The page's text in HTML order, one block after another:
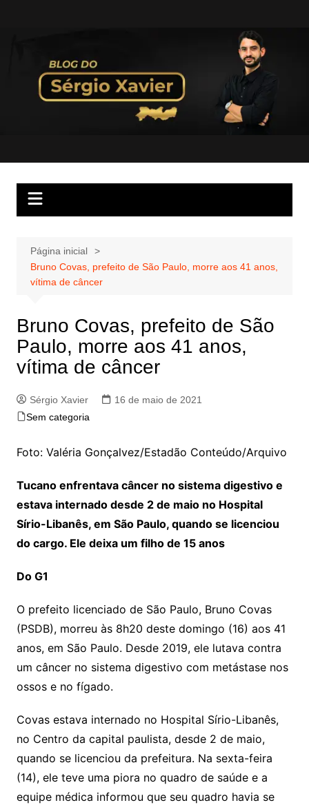
Página inicial
Bruno Covas, prefeito de São Paulo, morre aos 41 anos,
vítima de câncer
Bruno Covas, prefeito de São
Paulo, morre aos 41 anos,
vítima de câncer
Sérgio Xavier
16 de maio de 2021
Sem categoria
Foto: Valéria Gonçalvez/Estadão Conteúdo/Arquivo
Tucano enfrentava câncer no sistema digestivo e
estava internado desde 2 de maio no Hospital
Sírio-Libanês, em São Paulo, quando se licenciou
do cargo. Ele deixa um filho de 15 anos
Do G1
O prefeito licenciado de São Paulo, Bruno Covas
(PSDB), morreu às 8h20 deste domingo (16) aos 41
anos, em São Paulo. Desde 2019, ele lutava contra
um câncer no sistema digestivo com metástase nos
ossos e no fígado.
Covas estava internado no Hospital Sírio-Libanês,
no Centro da capital paulista, desde 2 de maio,
quando se licenciou da prefeitura. Na sexta-feira
(14), ele teve uma piora no quadro de saúde e a
equipe médica informou que seu quadro havia se